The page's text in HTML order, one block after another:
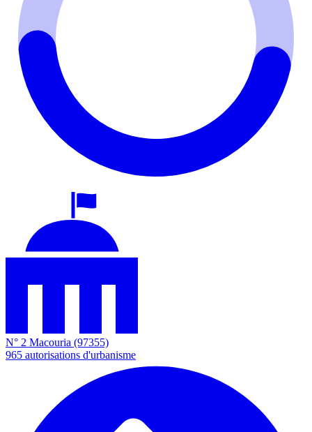
N° 2 Macouria (97355)
965 autorisations d'urbanisme